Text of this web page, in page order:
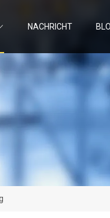
NACHRICHT